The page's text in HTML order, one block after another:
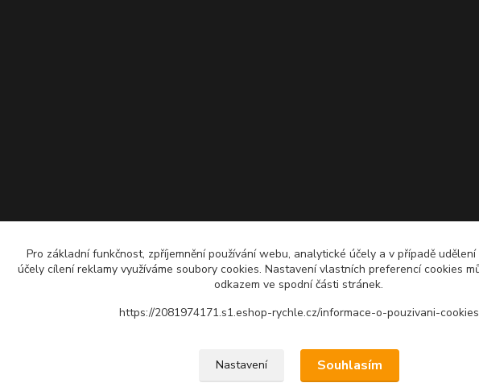
Upravit sběr cookies.
Pro základní funkčnost, zpříjemnění používání webu, analytické účely a v případě
účely cílení reklamy využíváme soubory cookies. Nastavení vlastních preferencí cookies
odkazem ve spodní části stránek.
https://2081974171.s1.eshop-rychle.cz/informace-o-pouzivani-cookies
Nastavení Souhlasím